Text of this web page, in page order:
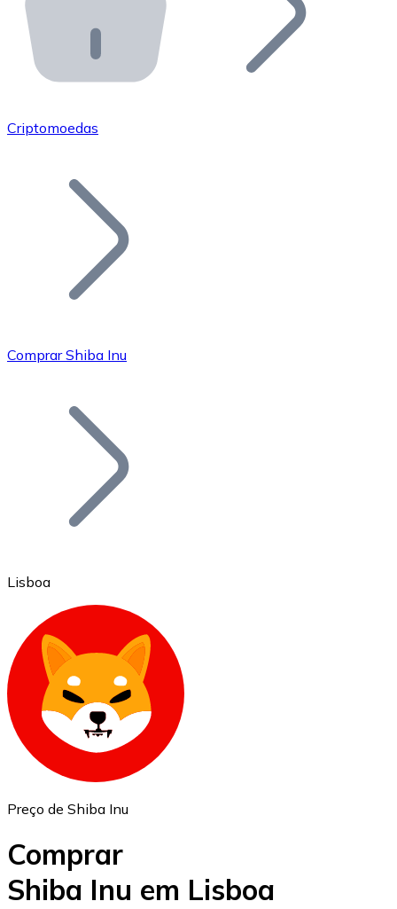
API Bitnovo
Integre nossa API no seu ecossistema.
Junte-se à nossa rede de revendedores e comercialize
Adicione o token do seu projeto ao nosso serviço de
Bitcoin
Ethereum
ETH
Criptomoedas
Comprar Shiba Inu
Lisboa
Preço de Shiba Inu
Comprar
Shiba Inu em Lisboa